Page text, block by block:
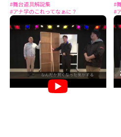
#舞台道具解説集
#アナ学のこれってなぁに？
#
#